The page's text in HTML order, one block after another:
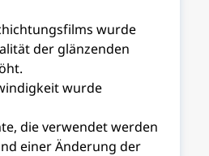
wurde
der glänzenden
wurde
die verwendet werden
einer Änderung der